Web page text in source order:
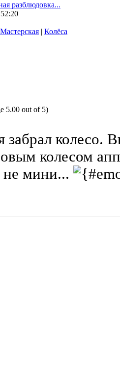
разблюдовка...
Мастерская | Колёса
5.00 out of 5)
забрал колесо.
колесом
мини...